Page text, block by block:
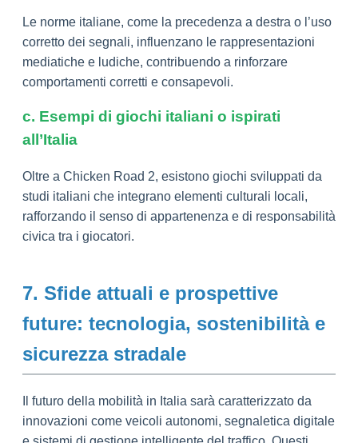
Le norme italiane, come la precedenza a destra o l’uso
corretto dei segnali, influenzano le rappresentazioni
mediatiche e ludiche, contribuendo a rinforzare
comportamenti corretti e consapevoli.
c. Esempi di giochi italiani o ispirati
all’Italia
Oltre a Chicken Road 2, esistono giochi sviluppati da
studi italiani che integrano elementi culturali locali,
rafforzando il senso di appartenenza e di responsabilità
civica tra i giocatori.
7. Sfide attuali e prospettive
future: tecnologia, sostenibilità e
sicurezza stradale
Il futuro della mobilità in Italia sarà caratterizzato da
innovazioni come veicoli autonomi, segnaletica digitale